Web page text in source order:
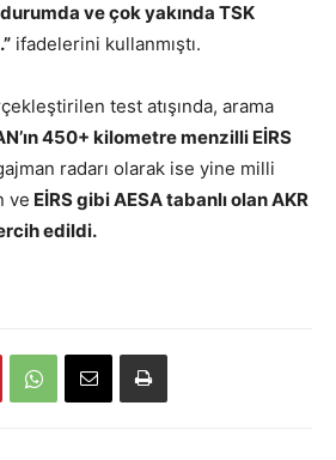
ve çok yakında TSK
ifadelerini kullanmıştı.
test atışında, arama
450+ kilometre menzilli EİRS
radarı olarak ise yine milli
ve EİRS gibi AESA tabanlı olan AKR
edildi.